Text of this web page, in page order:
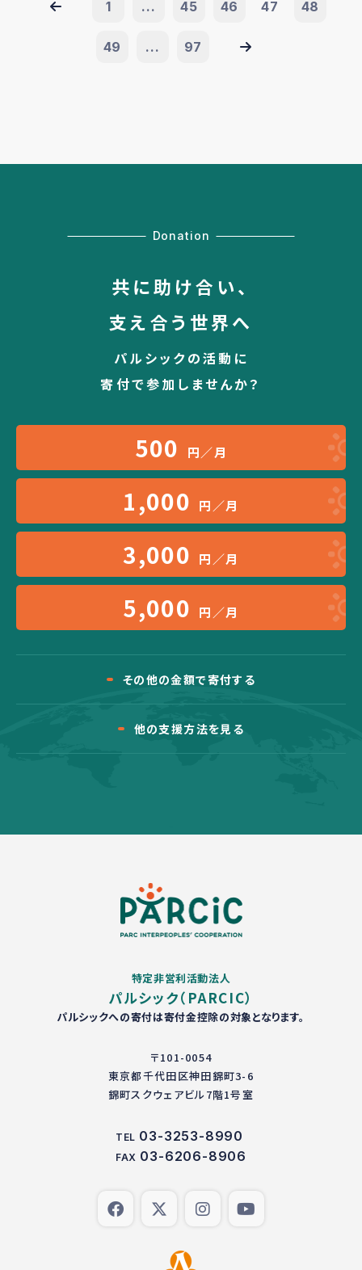
1 ... 45 46 47 48
49 ... 97
Donation
共に助け合い、
支え合う世界へ
パルシックの活動に
寄付で参加しませんか？
500 円／月
1,000 円／月
3,000 円／月
5,000 円／月
その他の金額で寄付する
他の支援方法を見る
特定非営利活動法人
パルシック（PARCIC）
パルシックへの寄付は寄付金控除の対象となります。
〒101-0054
東京都千代田区神田錦町3-6
錦町スクウェアビル7階1号室
TEL 03-3253-8990
FAX 03-6206-8906